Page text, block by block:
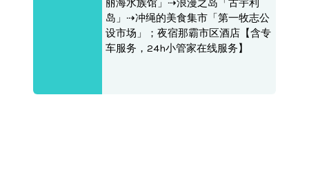
丽海水族馆」⇢浪漫之岛「古宇利
岛」⇢冲绳的美食集市「第一牧志公
设市场」；夜宿那霸市区酒店【含专
车服务，24h小管家在线服务】